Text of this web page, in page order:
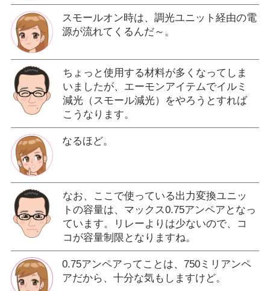
スモールオン時は、調光ユニット経由の電
源が流れてくるんだ～。
ちょっと使用する材料が多くなってしま
いましたが、エーモンアイテムでイルミ
減光（スモール減光）をやろうとすれば
こうなります。
なるほど。
なお、ここで使っている出力変換ユニッ
トの容量は、マックス0.75アンペアとなっ
ています。リレーよりは少ないので、コ
コが容量制限となりますね。
0.75アンペアってことは、750ミリアンペ
アだから、十分な気もしますけど。